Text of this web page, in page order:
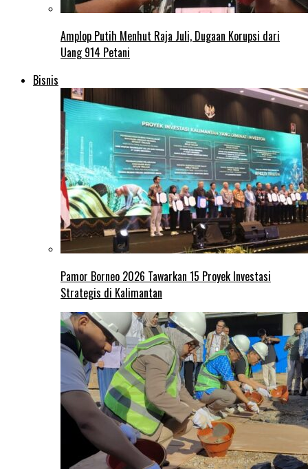
Amplop Putih Menhut Raja Juli, Dugaan Korupsi dari
Uang 914 Petani
Bisnis
Pamor Borneo 2026 Tawarkan 15 Proyek Investasi
Strategis di Kalimantan